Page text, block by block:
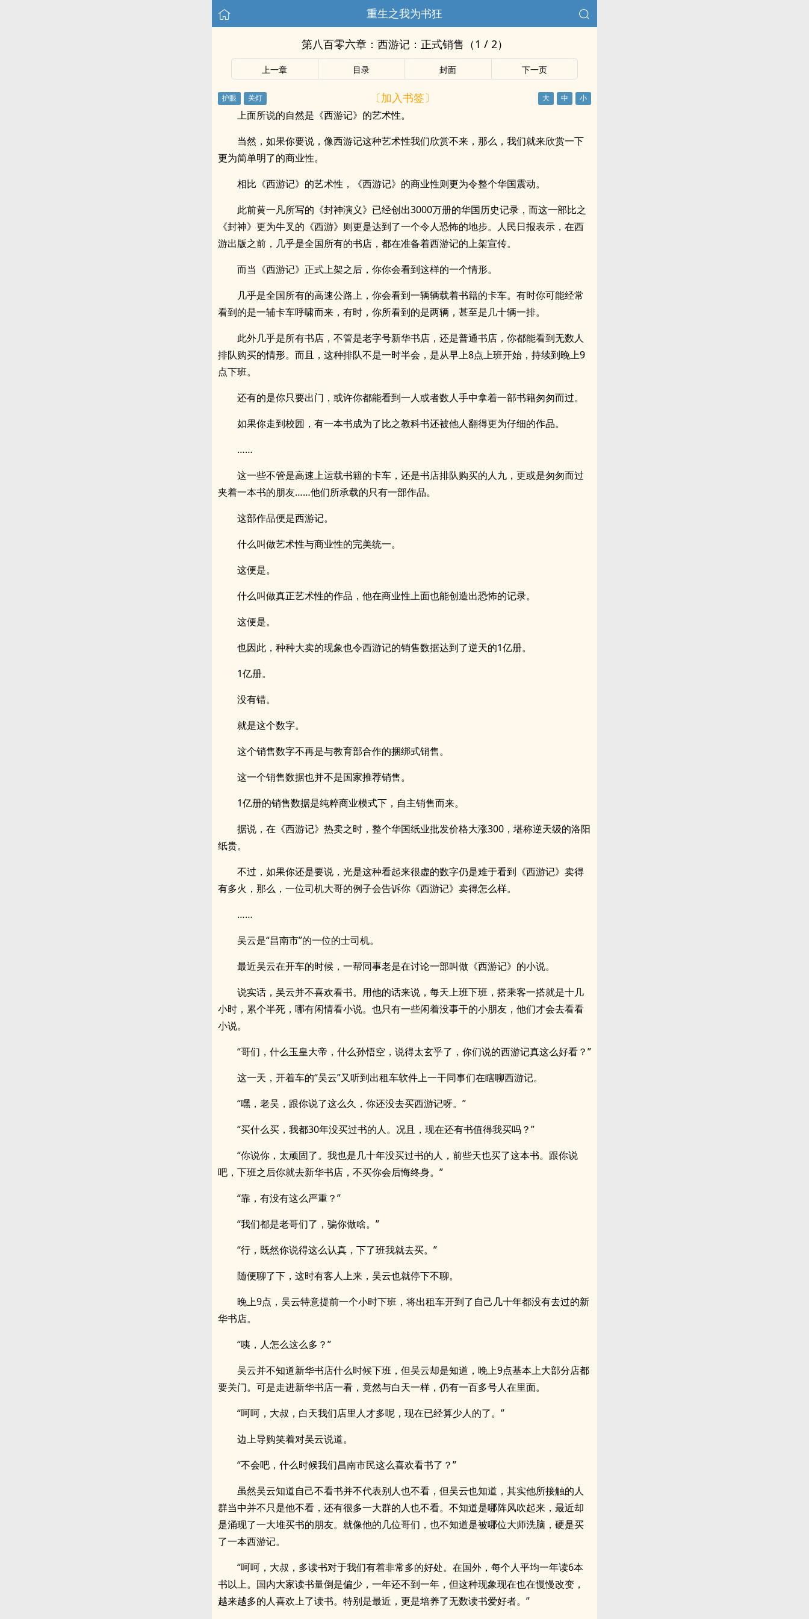
重生之我为书狂
第八百零六章：西游记：正式销售（1 / 2）
上一章 目录 封面 下一页
〔加入书签〕
上面所说的自然是《西游记》的艺术性。
当然，如果你要说，像西游记这种艺术性我们欣赏不来，那么，我们就来欣赏一下
更为简单明了的商业性。
相比《西游记》的艺术性，《西游记》的商业性则更为令整个华国震动。
此前黄一凡所写的《封神演义》已经创出3000万册的华国历史记录，而这一部比之
《封神》更为牛叉的《西游》则更是达到了一个令人恐怖的地步。人民日报表示，在西
游出版之前，几乎是全国所有的书店，都在准备着西游记的上架宣传。
而当《西游记》正式上架之后，你你会看到这样的一个情形。
几乎是全国所有的高速公路上，你会看到一辆辆载着书籍的卡车。有时你可能经常
看到的是一辅卡车呼啸而来，有时，你所看到的是两辆，甚至是几十辆一排。
此外几乎是所有书店，不管是老字号新华书店，还是普通书店，你都能看到无数人
排队购买的情形。而且，这种排队不是一时半会，是从早上8点上班开始，持续到晚上9
点下班。
还有的是你只要出门，或许你都能看到一人或者数人手中拿着一部书籍匆匆而过。
如果你走到校园，有一本书成为了比之教科书还被他人翻得更为仔细的作品。
……
这一些不管是高速上运载书籍的卡车，还是书店排队购买的人九，更或是匆匆而过
夹着一本书的朋友……他们所承载的只有一部作品。
这部作品便是西游记。
什么叫做艺术性与商业性的完美统一。
这便是。
什么叫做真正艺术性的作品，他在商业性上面也能创造出恐怖的记录。
这便是。
也因此，种种大卖的现象也令西游记的销售数据达到了逆天的1亿册。
1亿册。
没有错。
就是这个数字。
这个销售数字不再是与教育部合作的捆绑式销售。
这一个销售数据也并不是国家推荐销售。
1亿册的销售数据是纯粹商业模式下，自主销售而来。
据说，在《西游记》热卖之时，整个华国纸业批发价格大涨300，堪称逆天级的洛阳
纸贵。
不过，如果你还是要说，光是这种看起来很虚的数字仍是难于看到《西游记》卖得
有多火，那么，一位司机大哥的例子会告诉你《西游记》卖得怎么样。
……
吴云是“昌南市”的一位的士司机。
最近吴云在开车的时候，一帮同事老是在讨论一部叫做《西游记》的小说。
说实话，吴云并不喜欢看书。用他的话来说，每天上班下班，搭乘客一搭就是十几
小时，累个半死，哪有闲情看小说。也只有一些闲着没事干的小朋友，他们才会去看看
小说。
“哥们，什么玉皇大帝，什么孙悟空，说得太玄乎了，你们说的西游记真这么好看？”
这一天，开着车的“吴云”又听到出租车软件上一干同事们在瞎聊西游记。
“嘿，老吴，跟你说了这么久，你还没去买西游记呀。”
“买什么买，我都30年没买过书的人。况且，现在还有书值得我买吗？”
“你说你，太顽固了。我也是几十年没买过书的人，前些天也买了这本书。跟你说
吧，下班之后你就去新华书店，不买你会后悔终身。”
“靠，有没有这么严重？”
“我们都是老哥们了，骗你做啥。”
“行，既然你说得这么认真，下了班我就去买。”
随便聊了下，这时有客人上来，吴云也就停下不聊。
晚上9点，吴云特意提前一个小时下班，将出租车开到了自己几十年都没有去过的新
华书店。
“咦，人怎么这么多？”
吴云并不知道新华书店什么时候下班，但吴云却是知道，晚上9点基本上大部分店都
要关门。可是走进新华书店一看，竟然与白天一样，仍有一百多号人在里面。
“呵呵，大叔，白天我们店里人才多呢，现在已经算少人的了。”
边上导购笑着对吴云说道。
“不会吧，什么时候我们昌南市民这么喜欢看书了？”
虽然吴云知道自己不看书并不代表别人也不看，但吴云也知道，其实他所接触的人
群当中并不只是他不看，还有很多一大群的人也不看。不知道是哪阵风吹起来，最近却
是涌现了一大堆买书的朋友。就像他的几位哥们，也不知道是被哪位大师洗脑，硬是买
了一本西游记。
“呵呵，大叔，多读书对于我们有着非常多的好处。在国外，每个人平均一年读6本
书以上。国内大家读书量倒是偏少，一年还不到一年，但这种现象现在也在慢慢改变，
越来越多的人喜欢上了读书。特别是最近，更是培养了无数读书爱好者。”